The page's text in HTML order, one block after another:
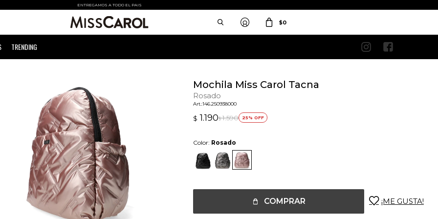
ENTREGAMOS A TODO EL PAIS
TRENDING
$0
 
Mochila Miss Carol Tacna
Rosado
146.250938000
$ 1.190$ 1.590 25
Color: Rosado
COMPRAR